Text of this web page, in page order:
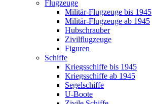
Flugzeuge
Militär-Flugzeuge bis 1945
Militär-Flugzeuge ab 1945
Hubschrauber
Zivilflugzeuge
Figuren
Schiffe
Kriegsschiffe bis 1945
Kriegsschiffe ab 1945
Segelschiffe
U-Boote